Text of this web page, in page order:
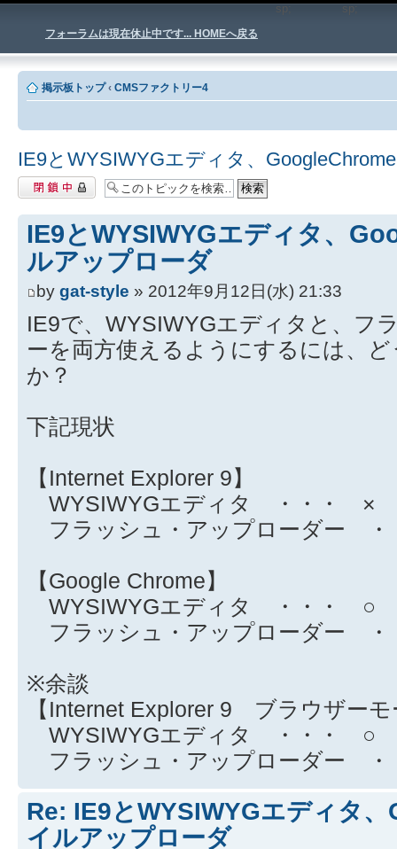
フォーラムは現在休止中です... HOMEへ戻る
sp;
掲示板トップ ‹ CMSファクトリー4
IE9とWYSIWYGエディタ、
閉鎖中トピック
IE9とWYSIWYGエディタ、
ルアップローダ
by gat-style » 2012年9月12日(水) 21:33
IE9で、WYSIWYGエディタと、フ
ーを両方使えるようにするには、
か？
下記現状
【Internet Explorer 9】
WYSIWYGエディタ ・・・ ×
フラッシュ・アップローダー
【Google Chrome】
WYSIWYGエディタ ・・・ ○
フラッシュ・アップローダー
※余談
【Internet Explorer 9 ブラウザー
WYSIWYGエディタ ・・・ ○
フラッシュ・アップローダー
Re: IE9とWYSIWYGエディタ
イルアップローダ